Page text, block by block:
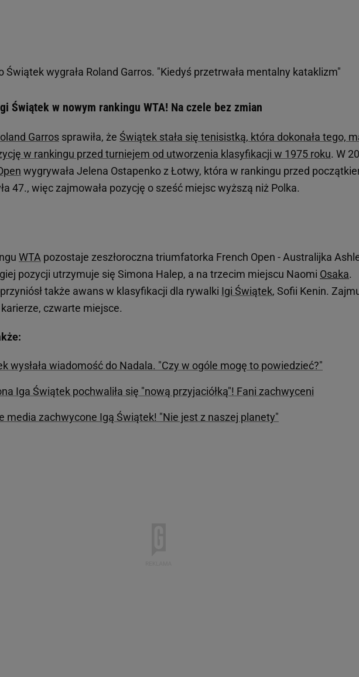
Świątek wygrała Roland Garros. "Kiedyś przetrwała mentalny kataklizm"
Świątek w nowym rankingu WTA! Na czele bez zmian
Garros sprawiła, że Świątek stała się tenisistką, która dokonała tego,
w rankingu przed turniejem od utworzenia klasyfikacji w 1975 roku. W
wygrywała Jelena Ostapenko z Łotwy, która w rankingu przed
47., więc zajmowała pozycję o sześć miejsc wyższą niż Polka.
WTA pozostaje zeszłoroczna triumfatorka French Open - Australijka
pozycji utrzymuje się Simona Halep, a na trzecim miejscu Naomi Osaka.
także awans w klasyfikacji dla rywalki Igi Świątek, Sofii Kenin.
czwarte miejsce.
wysłała wiadomość do Nadala. "Czy w ogóle mogę to powiedzieć?"
Iga Świątek pochwaliła się "nową przyjaciółką"! Fani zachwyceni
media zachwycone Igą Świątek! "Nie jest z naszej planety"